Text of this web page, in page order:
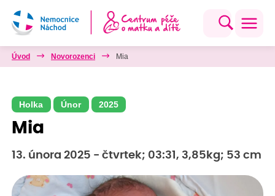
Úvod Novorozenci Mia
Holka Únor 2025
Mia
13. února 2025 - čtvrtek; 03:31, 3,85kg; 53 cm